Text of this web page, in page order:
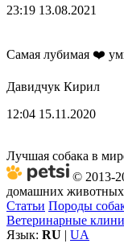
23:19 13.08.2021
Самая лубимая ❤️
Давидчук Кирил
12:04 15.11.2020
Лучшая собака в
© 2013-
домашних животных
Статьи Породы
Ветеринарные
Язык: RU | UA